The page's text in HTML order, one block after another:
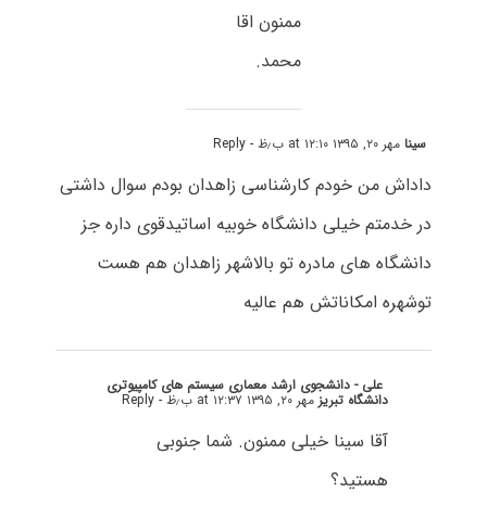
ممنون اقا
محمد.
سینامهر ۲۰, ۱۳۹۵ at ۱۲:۱۰ ب٫ظ - Reply
داداش من خودم کارشناسی زاهدان بودم سوال داشتی
در خدمتم خیلی دانشگاه خوبیه اساتیدقوی داره جز
دانشگاه های مادره تو بالاشهر زاهدان هم هست
توشهره امکاناتش هم عالیه
علی - دانشجوی ارشد معماری سیستم های کامپیوتری
دانشگاه تبریزمهر ۲۰, ۱۳۹۵ at ۱۲:۳۷ ب٫ظ - Reply
آقا سینا خیلی ممنون. شما جنوبی
هستید؟